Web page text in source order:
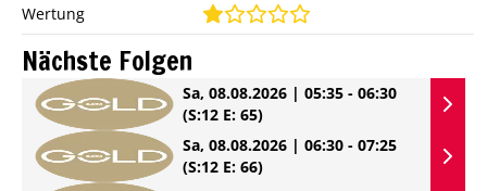
Wertung
Nächste Folgen
Sa, 08.08.2026 | 05:35 - 06:30
(S:12 E: 65)
Sa, 08.08.2026 | 06:30 - 07:25
(S:12 E: 66)